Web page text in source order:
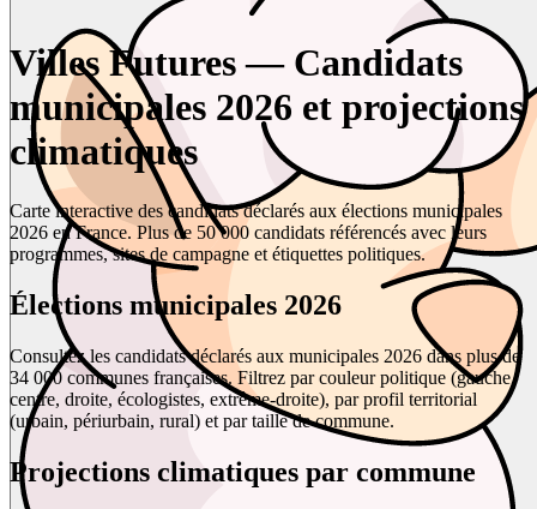
Villes Futures — Candidats
municipales 2026 et projections
climatiques
Carte interactive des candidats déclarés aux élections municipales
2026 en France. Plus de 50 000 candidats référencés avec leurs
programmes, sites de campagne et étiquettes politiques.
Élections municipales 2026
Consultez les candidats déclarés aux municipales 2026 dans plus de
34 000 communes françaises. Filtrez par couleur politique (gauche,
centre, droite, écologistes, extrême-droite), par profil territorial
(urbain, périurbain, rural) et par taille de commune.
Projections climatiques par commune